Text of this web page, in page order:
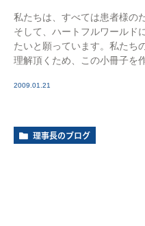
私たちは、すべては患者様の
そして、ハートフルワールド
たいと願っています。私たち
理解頂くため、この小冊子を
2009.01.21
理事長のブログ